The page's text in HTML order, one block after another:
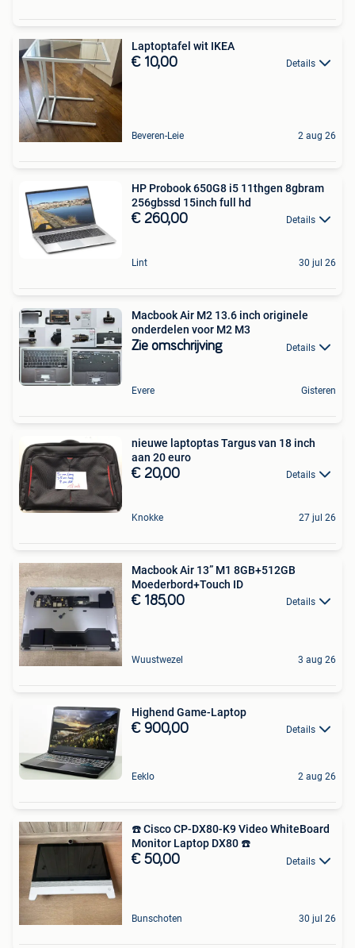
Laptoptafel wit IKEA
€ 10,00 Details
Beveren-Leie 2 aug 26
HP Probook 650G8 i5 11thgen 8gbram
256gbssd 15inch full hd
€ 260,00 Details
Lint 30 jul 26
Macbook Air M2 13.6 inch originele
onderdelen voor M2 M3
Zie omschrijving Details
Evere Gisteren
nieuwe laptoptas Targus van 18 inch
aan 20 euro
€ 20,00 Details
Knokke 27 jul 26
Macbook Air 13” M1 8GB+512GB
Moederbord+Touch ID
€ 185,00 Details
Wuustwezel 3 aug 26
Highend Game-Laptop
€ 900,00 Details
Eeklo 2 aug 26
☎️ Cisco CP-DX80-K9 Video WhiteBoard
Monitor Laptop DX80 ☎️
€ 50,00 Details
Bunschoten 30 jul 26